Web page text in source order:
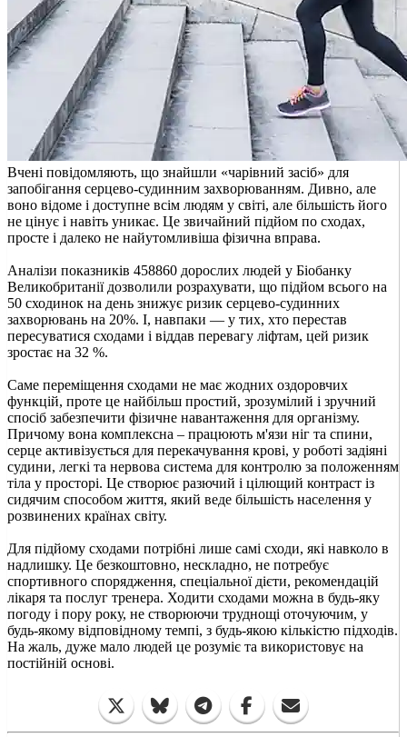
Вчені повідомляють, що знайшли «чарівний засіб» для
запобігання серцево-судинним захворюванням. Дивно, але
воно відоме і доступне всім людям у світі, але більшість його
не цінує і навіть уникає. Це звичайний підйом по сходах,
просте і далеко не найутомливіша фізична вправа.
Аналізи показників 458860 дорослих людей у Біобанку
Великобританії дозволили розрахувати, що підйом всього на
50 сходинок на день знижує ризик серцево-судинних
захворювань на 20%. І, навпаки — у тих, хто перестав
пересуватися сходами і віддав перевагу ліфтам, цей ризик
зростає на 32 %.
Саме переміщення сходами не має жодних оздоровчих
функцій, проте це найбільш простий, зрозумілий і зручний
спосіб забезпечити фізичне навантаження для організму.
Причому вона комплексна – працюють м'язи ніг та спини,
серце активізується для перекачування крові, у роботі задіяні
судини, легкі та нервова система для контролю за положенням
тіла у просторі. Це створює разючий і цілющий контраст із
сидячим способом життя, який веде більшість населення у
розвинених країнах світу.
Для підйому сходами потрібні лише самі сходи, які навколо в
надлишку. Це безкоштовно, нескладно, не потребує
спортивного спорядження, спеціальної дієти, рекомендацій
лікаря та послуг тренера. Ходити сходами можна в будь-яку
погоду і пору року, не створюючи труднощі оточуючим, у
будь-якому відповідному темпі, з будь-якою кількістю підходів.
На жаль, дуже мало людей це розуміє та використовує на
постійній основі.